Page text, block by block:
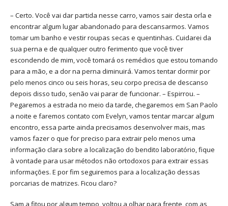
– Certo. Você vai dar partida nesse carro, vamos sair desta orla e
encontrar algum lugar abandonado para descansarmos. Vamos
tomar um banho e vestir roupas secas e quentinhas. Cuidarei da
sua perna e de qualquer outro ferimento que você tiver
escondendo de mim, você tomará os remédios que estou tomando
para a mão, e a dor na perna diminuirá. Vamos tentar dormir por
pelo menos cinco ou seis horas, seu corpo precisa de descanso
depois disso tudo, senão vai parar de funcionar. – Espirrou. –
Pegaremos a estrada no meio da tarde, chegaremos em San Paolo
a noite e faremos contato com Evelyn, vamos tentar marcar algum
encontro, essa parte ainda precisamos desenvolver mais, mas
vamos fazer o que for preciso para extrair pelo menos uma
informação clara sobre a localização do bendito laboratório, fique
à vontade para usar métodos não ortodoxos para extrair essas
informações. E por fim seguiremos para a localização dessas
porcarias de matrizes. Ficou claro?
Sam a fitou por algum tempo, voltou a olhar para frente, com as